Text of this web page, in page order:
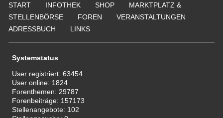
START INFOTHEK SHOP
MARKTPLATZ &
STELLENBÖRSE
FOREN
VERANSTALTUNGEN
ADRESSBUCH
LINKS
Systemstatus
User registriert:63454
User online: 1824
Forenthemen: 29787
Forenbeiträge: 157173
Stellenangebote: 102